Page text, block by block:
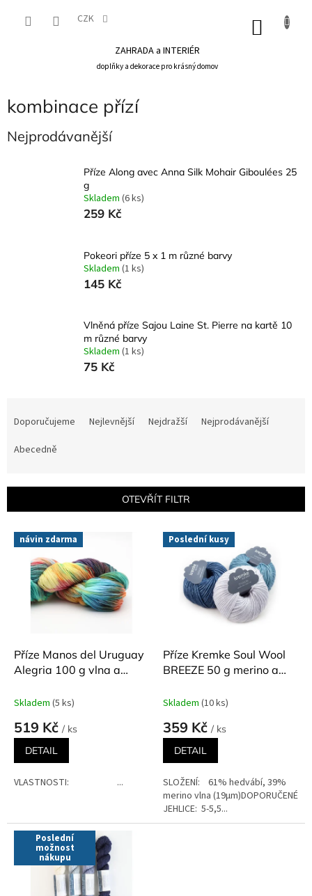
CZK
ZAHRADA a INTERIÉR
doplňky a dekorace pro krásný domov
kombinace přízí
Nejprodávanější
Příze Along avec Anna Silk Mohair Giboulées 25
g
Skladem (6 ks)
259 Kč
Pokeori příze 5 x 1 m různé barvy
Skladem (1 ks)
145 Kč
Vlněná příze Sajou Laine St. Pierre na kartě 10
m různé barvy
Skladem (1 ks)
75 Kč
a
r
d
Doporučujeme Nejlevnější Nejdražší
Nejprodávanější
Abecedně
OTEVŘÍT FILTR
V
u
návin zdarma
Příze Manos del Uruguay
Alegria 100 g vlna a
Skladem (5 ks)
519 Kč / ks
DETAIL
VLASTNOSTI: ...
Poslední kusy
Příze Kremke Soul Wool
BREEZE 50 g merino a
Skladem (10 ks)
359 Kč / ks
DETAIL
SLOŽENÍ: 61% hedvábí, 39%
merino vlna (19µm)DOPORUČENÉ
JEHLICE: 5-5,5...
Poslední
možnost
nákupu